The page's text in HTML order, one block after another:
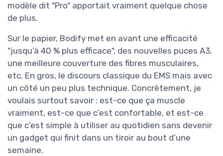
modèle dit "Pro" apportait vraiment quelque chose
de plus.
Sur le papier, Bodify met en avant une efficacité
"jusqu’à 40 % plus efficace", des nouvelles puces A3,
une meilleure couverture des fibres musculaires,
etc. En gros, le discours classique du EMS mais avec
un côté un peu plus technique. Concrètement, je
voulais surtout savoir : est-ce que ça muscle
vraiment, est-ce que c’est confortable, et est-ce
que c’est simple à utiliser au quotidien sans devenir
un gadget qui finit dans un tiroir au bout d’une
semaine.